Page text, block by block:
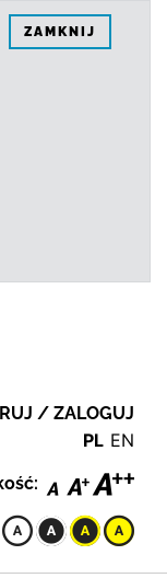
ZAMKNIJ
/ ZALOGUJ
PL EN